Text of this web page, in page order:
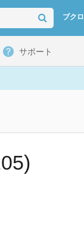
ブク
サポート